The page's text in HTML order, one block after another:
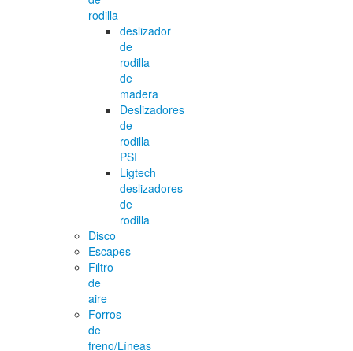
rodilla
deslizador
de
rodilla
de
madera
Deslizadores
de
rodilla
PSI
Ligtech
deslizadores
de
rodilla
Disco
Escapes
Filtro
de
aire
Forros
de
freno/Líneas